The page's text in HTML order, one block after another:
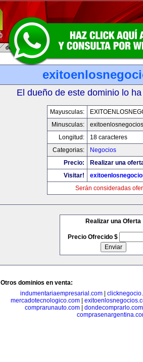
El dueño de este dominio lo
Mayusculas:
Minusculas:
Longitud:
18 caracteres
Categorias:
Negocios
Precio:
Realizar una
Visitar!
Serán consideradas
Realizar una Oferta
Precio Ofrecido $
Otros dominios en venta:
indumentariaempresarial.com
mercadotecnologico.com
comprarunauto.com| dondecomprarlo.com